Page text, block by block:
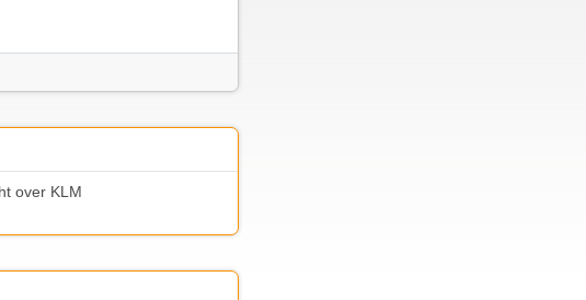
over KLM